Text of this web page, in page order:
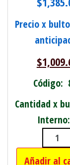
Precio x
$
Código:
Cantidad x
Añadir al